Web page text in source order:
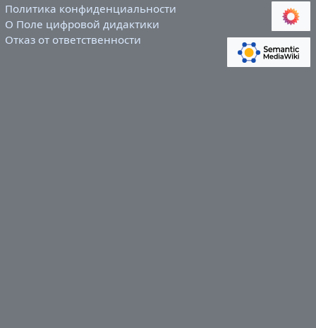
Политика конфиденциальности
О Поле цифровой дидактики
Отказ от ответственности